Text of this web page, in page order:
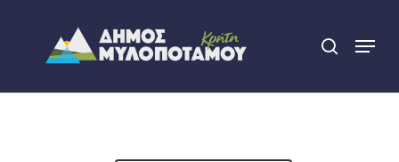
content
search
Menu
Close